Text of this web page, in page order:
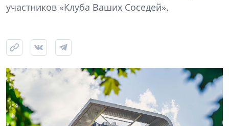
участников «Клуба Ваших Соседей».